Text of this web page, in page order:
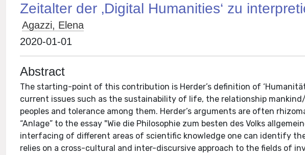
Zeitalter der ‚Digital Humanities‘ zu
Agazzi, Elena
2020-01-01
Abstract
The starting-point of this contribution is Herder’s definition of
current issues such as the sustainability of life, the relationship
peoples and tolerance among them. Herder’s arguments are often
“Anlage” to the essay "Wie die Philosophie zum besten des Volks
interfacing of different areas of scientific knowledge one can identify
relies on a cross-cultural and inter-discursive approach to the fields of